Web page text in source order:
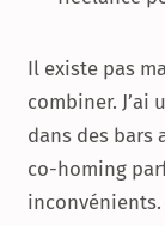
Il existe pas
combiner. J’ai
dans des bars
co-homing
inconvénients.